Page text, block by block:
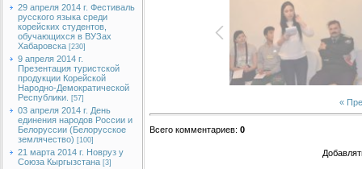
29 апреля 2014 г. Фестиваль
русского языка среди
корейских студентов,
обучающихся в ВУЗах
Хабаровска [230]
9 апреля 2014 г.
Презентация туристской
продукции Корейской
Народно-Демократической
Республики.
[57]
03 апреля 2014 г. День
единения народов России и
Белоруссии (Белорусское
землячество) [100]
21 марта 2014 г. Новруз у
Союза Кыргызстана [3]
«
Всего комментариев: 0